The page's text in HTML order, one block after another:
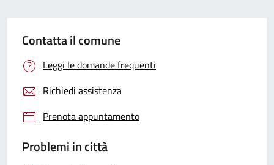
Contatta il comune
Leggi le domande frequenti
Richiedi assistenza
Prenota appuntamento
Problemi in città